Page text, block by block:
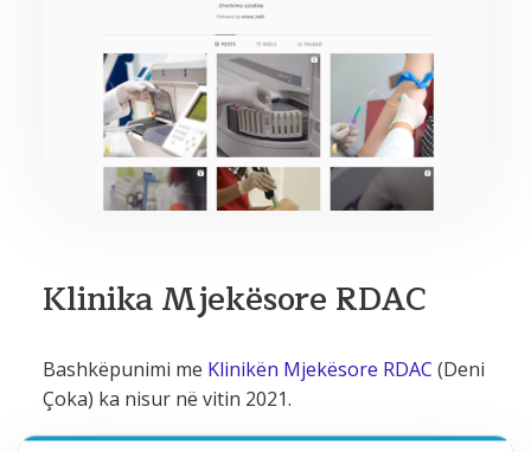
Klinika Mjekësore RDAC
Bashkëpunimi me Klinikën Mjekësore RDAC (Deni
Çoka) ka nisur në vitin 2021.